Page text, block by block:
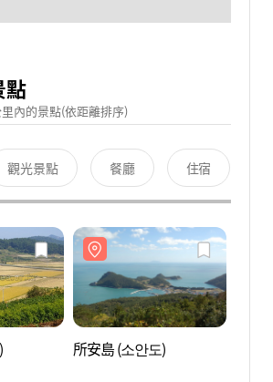
點
內的景點(依距離排序)
觀光景點 餐廳 住宿
所安島 (소안도)